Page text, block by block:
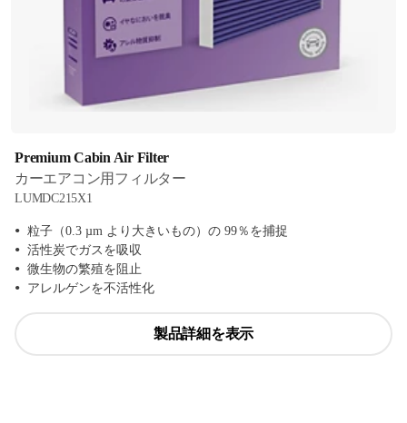
Premium Cabin Air Filter
カーエアコン用フィルター
LUMDC215X1
粒子（0.3 µm より大きいもの）の 99％を捕捉
活性炭でガスを吸収
微生物の繁殖を阻止
アレルゲンを不活性化
製品詳細を表示